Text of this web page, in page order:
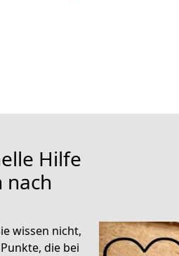
Hilfe
wissen nicht,
die bei